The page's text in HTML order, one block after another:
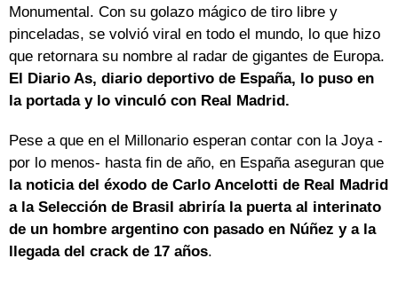
Monumental. Con su golazo mágico de tiro libre y
pinceladas, se volvió viral en todo el mundo, lo que hizo
que retornara su nombre al radar de gigantes de Europa.
El Diario As, diario deportivo de España, lo puso en
la portada y lo vinculó con Real Madrid.
Pese a que en el Millonario esperan contar con la Joya -
por lo menos- hasta fin de año, en España aseguran que
la noticia del éxodo de Carlo Ancelotti de Real Madrid
a la Selección de Brasil abriría la puerta al interinato
de un hombre argentino con pasado en Núñez y a la
llegada del crack de 17 años.